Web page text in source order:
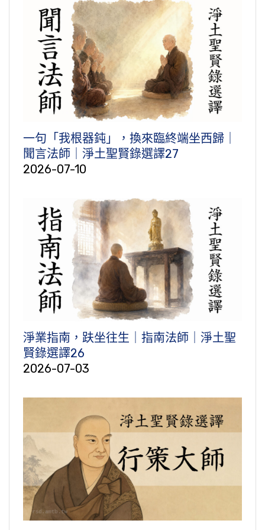
一句「我根器鈍」，換來臨終端坐西歸｜
聞言法師｜淨土聖賢錄選譯27
2026-07-10
淨業指南，趺坐往生｜指南法師｜淨土聖
賢錄選譯26
2026-07-03